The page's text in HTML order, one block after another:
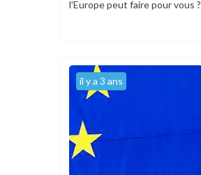
l'Europe peut faire pour vous ?
il y a 3 ans